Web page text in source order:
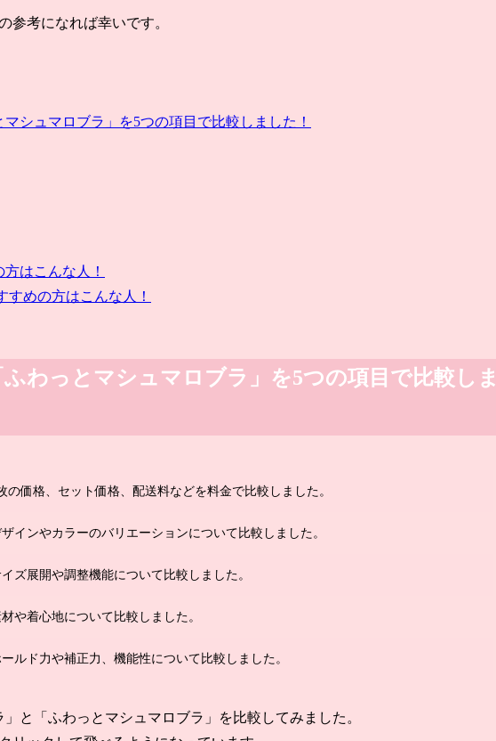
参考になれば幸いです。
シュマロブラ」を5つの項目で比較しました！
はこんな人！
すめの方はこんな人！
ふわっとマシュマロブラ」を5つの項目で比較しま
の価格、セット価格、配送料などを料金で比較しました。
インやカラーのバリエーションについて比較しました。
ズ展開や調整機能について比較しました。
や着心地について比較しました。
ルド力や補正力、機能性について比較しました。
と「ふわっとマシュマロブラ」を比較してみました。